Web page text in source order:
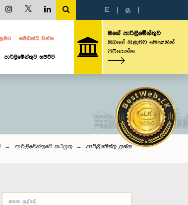
E த
සම්බන්ධ වන්න
පාර්ලිමේන්තුව සජීවීව
මගේ පාර්ලිමේන්තුව
ඔබගේ ගිණුමට මෙතැනින්
පිවිසෙන්න
පාර්ලිමේන්තුවේ කටයුතු පාර්ලි‌මේන්තු‌ ප්‍රශ්න
අසන ලද්දේ